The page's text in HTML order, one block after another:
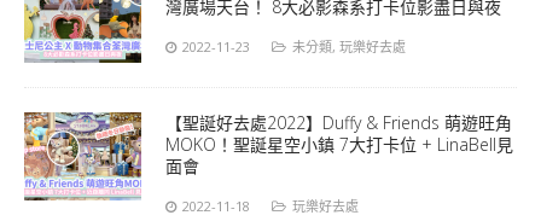
灣廣場天台！ 8大必影森系打卡位影盡日與夜
2022-11-23 未分類, 玩樂好去處
【聖誕好去處2022】Duffy & Friends 萌遊旺角
MOKO！聖誕星空小鎮 7大打卡位 + LinaBell見
面會
2022-11-18 玩樂好去處